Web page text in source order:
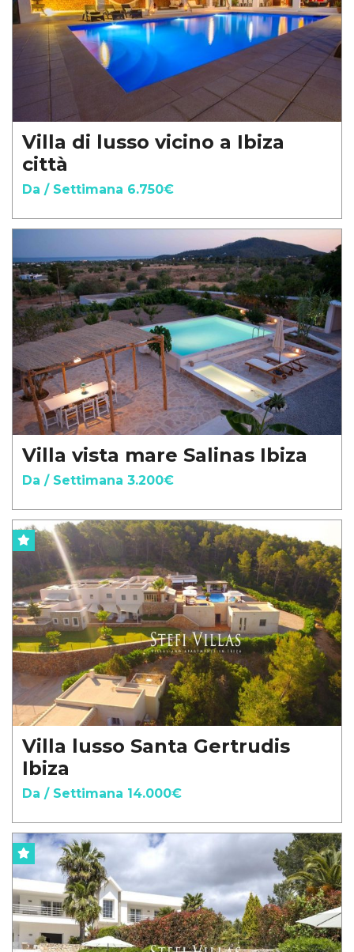
Villa di lusso vicino a Ibiza
città
Da / Settimana 6.750€
Villa vista mare Salinas Ibiza
Da / Settimana 3.200€
Villa lusso Santa Gertrudis
Ibiza
Da / Settimana 14.000€